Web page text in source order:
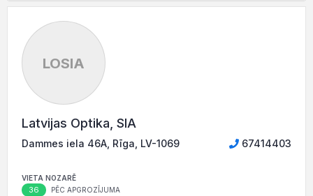
LOSIA
Latvijas Optika, SIA
Dammes iela 46A, Rīga, LV-1069 67414403
VIETA NOZARĒ
36 PĒC APGROZĪJUMA